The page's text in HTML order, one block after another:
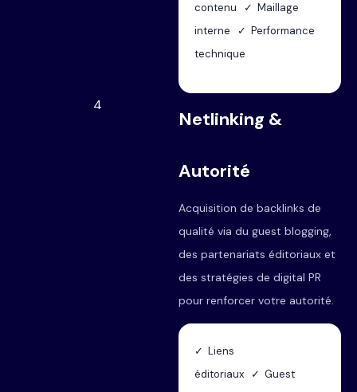
contenu ✓ Maillage
interne ✓ Performance
technique
4
Netlinking &
Autorité
Acquisition de backlinks de
qualité via du guest blogging,
des partenariats éditoriaux et
des stratégies de digital PR
pour renforcer votre autorité.
✓ Liens
éditoriaux ✓ Guest